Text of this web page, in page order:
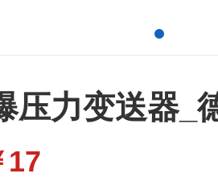
压力变送器_
17